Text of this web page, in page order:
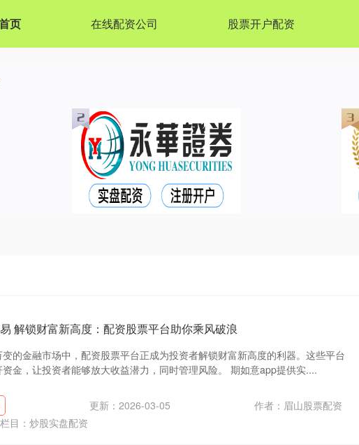
页 在线配资公司 股票开户配资
解锁财富新高度：配资股票平台助你乘风破浪
的金融市场中，配资股票平台正成为投资者解锁财富新高度的利器。这些平台
金，让投资者能够放大收益潜力，同时管理风险。 期如意app提供实....
更新：2026-03-05
作者：眉山股票配资
栏目： 炒股实盘配资